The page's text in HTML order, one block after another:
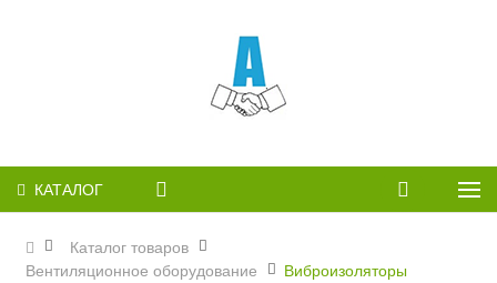
КАТАЛОГ
Каталог товаров
Вентиляционное оборудование
Виброизоляторы